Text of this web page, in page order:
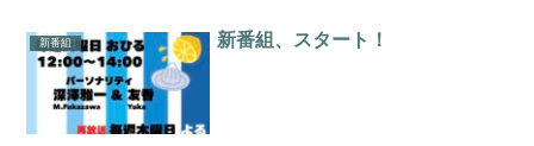
新番組 新番組、スタート！